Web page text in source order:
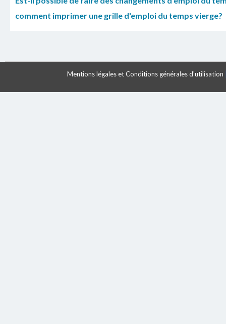
comment imprimer une grille d'emploi du temps vierge?
Mentions légales et Conditions générales d'utilisation